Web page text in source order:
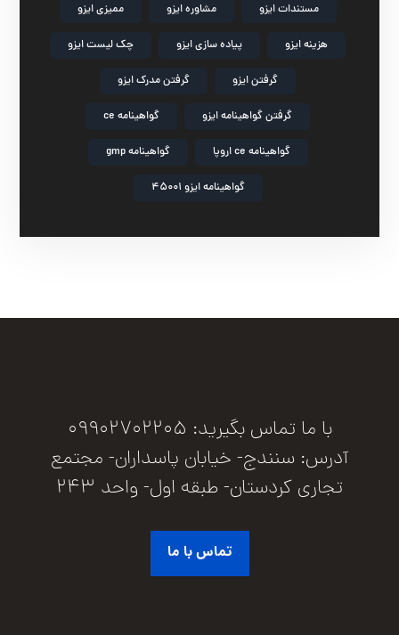
مستندات ایزو مشاوره ایزو ممیزی ایزو
هزینه ایزو پیاده سازی ایزو چک لیست ایزو
گرفتن ایزو گرفتن مدرک ایزو
گرفتن گواهینامه ایزو گواهینامه ce
گواهینامه ce اروپا گواهینامه gmp
گواهینامه ایزو 45001
با ما تماس بگیرید: 09902702205
آدرس: سنندج- خیابان پاسداران- مجتمع
تجاری کردستان- طبقه اول- واحد 243
تماس با ما